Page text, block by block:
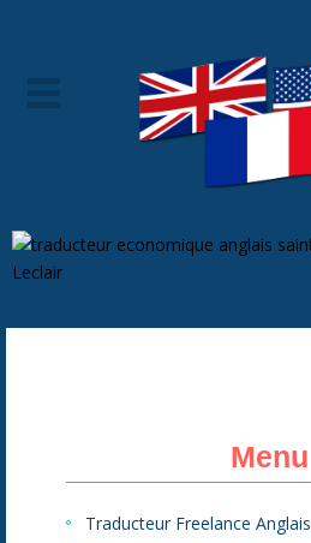
Menu
Traducteur Freelance Anglais